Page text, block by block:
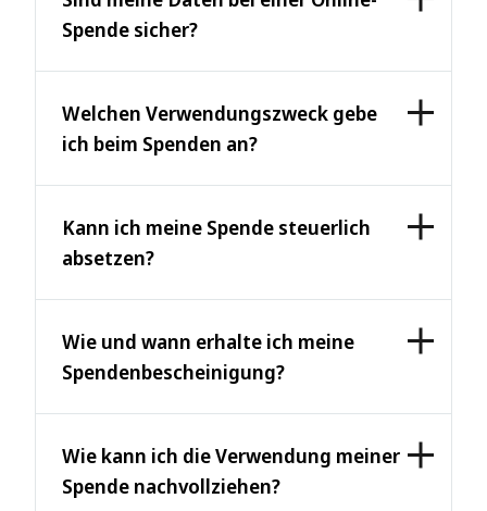
Spende sicher?
Welchen Verwendungszweck gebe
ich beim Spenden an?
Kann ich meine Spende steuerlich
absetzen?
Wie und wann erhalte ich meine
Spendenbescheinigung?
Wie kann ich die Verwendung meiner
Spende nachvollziehen?